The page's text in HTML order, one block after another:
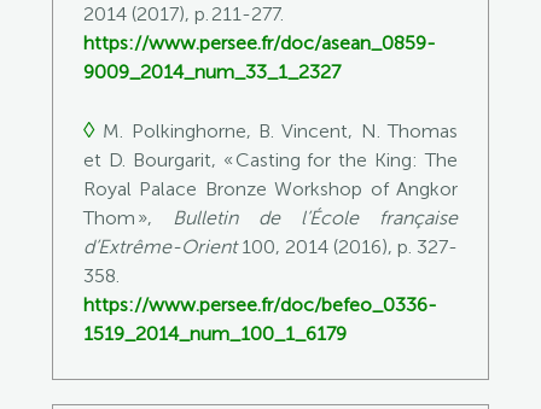
2014 (2017), p. 211-277.
https://www.persee.fr/doc/asean_0859-
9009_2014_num_33_1_2327
◊ M. Polkinghorne, B. Vincent, N. Thomas
et D. Bourgarit, « Casting for the King: The
Royal Palace Bronze Workshop of Angkor
Thom »,
Bulletin de l’École française
d’Extrême-Orient100, 2014 (2016), p. 327-
358.
https://www.persee.fr/doc/befeo_0336-
1519_2014_num_100_1_6179